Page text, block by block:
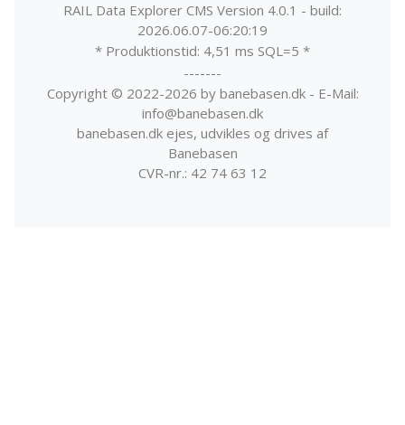
RAIL Data Explorer CMS Version 4.0.1 - build:
2026.06.07-06:20:19
* Produktionstid: 4,51 ms SQL=5 *
-------
Copyright © 2022-2026 by banebasen.dk - E-Mail:
info@banebasen.dk
banebasen.dk ejes, udvikles og drives af
Banebasen
CVR-nr.: 42 74 63 12